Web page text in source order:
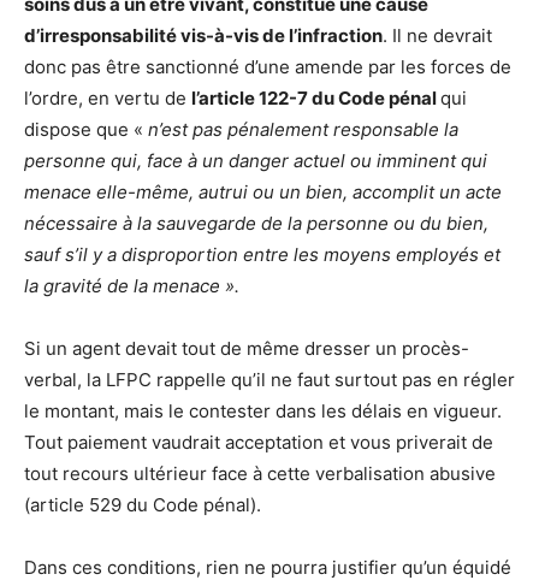
d’irresponsabilité vis-à-vis de l’infraction. Il ne devrait
donc pas être sanctionné d’une amende par les forces de
l’ordre, en vertu de l’article 122-7 du Code pénalqui
dispose que « n’est pas pénalement responsable la
personne qui, face à un danger actuel ou imminent qui
menace elle-même, autrui ou un bien, accomplit un acte
nécessaire à la sauvegarde de la personne ou du bien,
sauf s’il y a disproportion entre les moyens employés et
la gravité de la menace ».
Si un agent devait tout de même dresser un procès-
verbal, la LFPC rappelle qu’il ne faut surtout pas en régler
le montant, mais le contester dans les délais en vigueur.
Tout paiement vaudrait acceptation et vous priverait de
tout recours ultérieur face à cette verbalisation abusive
(article 529 du Code pénal).
Dans ces conditions, rien ne pourra justifier qu’un équidé